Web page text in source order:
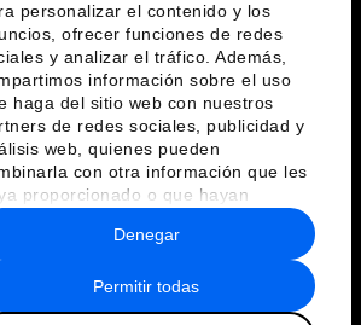
personalizar el contenido y los
ofrecer funciones de redes
y analizar el tráfico. Además,
información sobre el uso
haga del sitio web con nuestros
de redes sociales, publicidad y
web, quienes pueden
con otra información que les
proporcionado o que hayan
a partir del uso que haya
de sus servicios.
Permitir todas
Denegar
idiomas
privacidad y normas de uso
Sitemap